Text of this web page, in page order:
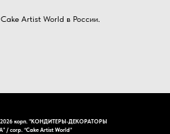
Artist World в России.
2026 корп. "КОНДИТЕРЫ-ДЕКОРАТОРЫ
/ corp. “Cake Artist World”